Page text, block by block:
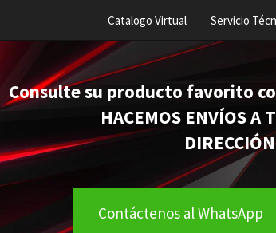
Catalogo Virtual Servicio
Consulte su producto favorito
HACEMOS ENVÍOS A TODA
DIRECCIÓN: JR. SAN
Contáctenos al WhatsApp